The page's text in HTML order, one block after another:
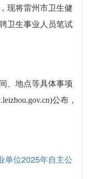
现将雷州市卫生健
卫生事业人员笔试
地点等具体事项
公布，
单位2025年自主公